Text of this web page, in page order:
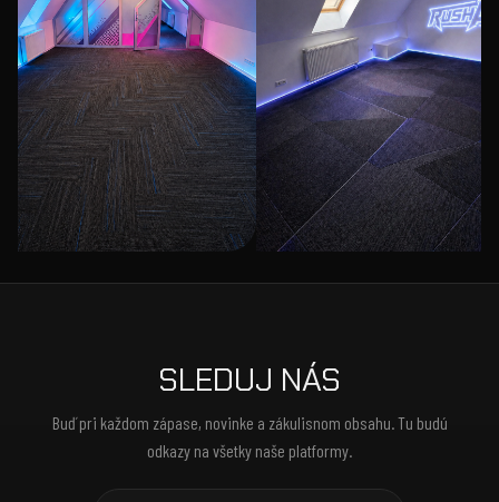
SLEDUJ NÁS
Buď pri každom zápase, novinke a zákulisnom obsahu. Tu budú
odkazy na všetky naše platformy.